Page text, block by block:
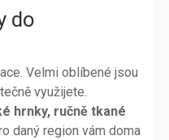
do
Velmi oblíbené jsou
využijete.
hrnky, ručně tkané
daný region vám doma